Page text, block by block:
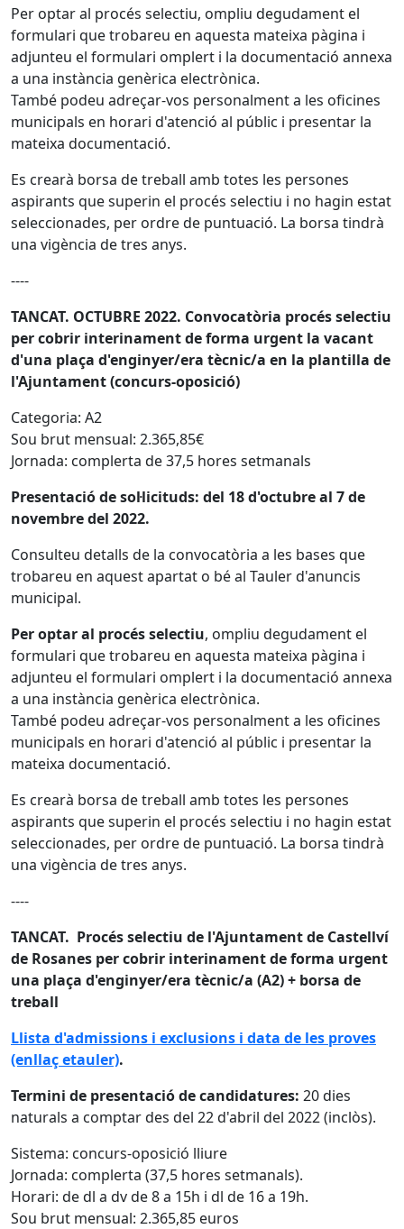
Per optar al procés selectiu, ompliu degudament el
formulari que trobareu en aquesta mateixa pàgina i
adjunteu el formulari omplert i la documentació annexa
a una instància genèrica electrònica.
També podeu adreçar-vos personalment a les oficines
municipals en horari d'atenció al públic i presentar la
mateixa documentació.
Es crearà borsa de treball amb totes les persones
aspirants que superin el procés selectiu i no hagin estat
seleccionades, per ordre de puntuació. La borsa tindrà
una vigència de tres anys.
----
TANCAT. OCTUBRE 2022. Convocatòria procés selectiu
per cobrir interinament de forma urgent la vacant
d'una plaça d'enginyer/era tècnic/a en la plantilla de
l'Ajuntament (concurs-oposició)
Categoria: A2
Sou brut mensual: 2.365,85€
Jornada: complerta de 37,5 hores setmanals
Presentació de sol·licituds: del 18 d'octubre al 7 de
novembre del 2022.
Consulteu detalls de la convocatòria a les bases que
trobareu en aquest apartat o bé al Tauler d'anuncis
municipal.
Per optar al procés selectiu, ompliu degudament el
formulari que trobareu en aquesta mateixa pàgina i
adjunteu el formulari omplert i la documentació annexa
a una instància genèrica electrònica.
També podeu adreçar-vos personalment a les oficines
municipals en horari d'atenció al públic i presentar la
mateixa documentació.
Es crearà borsa de treball amb totes les persones
aspirants que superin el procés selectiu i no hagin estat
seleccionades, per ordre de puntuació. La borsa tindrà
una vigència de tres anys.
----
TANCAT. Procés selectiu de l'Ajuntament de Castellví
de Rosanes per cobrir interinament de forma urgent
una plaça d'enginyer/era tècnic/a (A2) + borsa de
treball
Llista d'admissions i exclusions i data de les proves
(enllaç etauler).
Termini de presentació de candidatures: 20 dies
naturals a comptar des del 22 d'abril del 2022 (inclòs).
Sistema: concurs-oposició lliure
Jornada: complerta (37,5 hores setmanals).
Horari: de dl a dv de 8 a 15h i dl de 16 a 19h.
Sou brut mensual: 2.365,85 euros